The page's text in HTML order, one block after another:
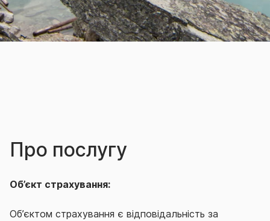
Про послугу
Об’єкт страхування:
Об’єктом страхування є відповідальність за